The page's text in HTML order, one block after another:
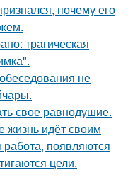
почему его
трагическая
не
свое равнодушие.
жизнь идёт своим
появляются
цели.